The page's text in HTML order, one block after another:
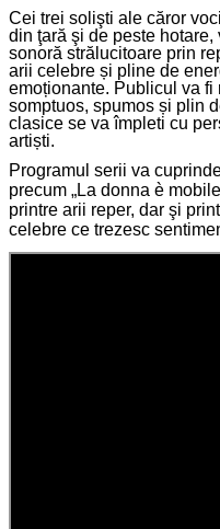
Cei trei solişti ale căror
din ţară şi de peste
sonoră strălucitoare prin
arii celebre și pline de
emoționante. Publicul va fi
somptuos, spumos și plin
clasice se va împleti cu
artiști.
Programul serii va
precum „La donna è
printre arii reper, dar şi
celebre ce trezesc